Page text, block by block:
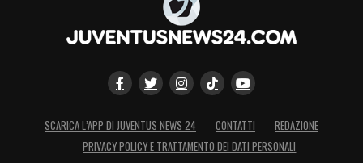
SCARICA L’APP DI JUVENTUS NEWS 24 CONTATTI
REDAZIONE
PRIVACY POLICY E TRATTAMENTO DEI DATI PERSONALI